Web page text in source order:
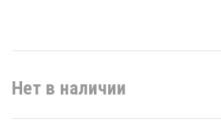
Нет в наличии